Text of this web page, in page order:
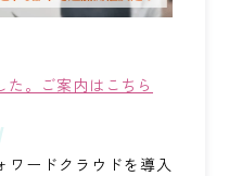
。ご案内はこちら
ワードクラウドを導入